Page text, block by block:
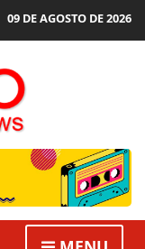
09 DE AGOSTO DE 2026